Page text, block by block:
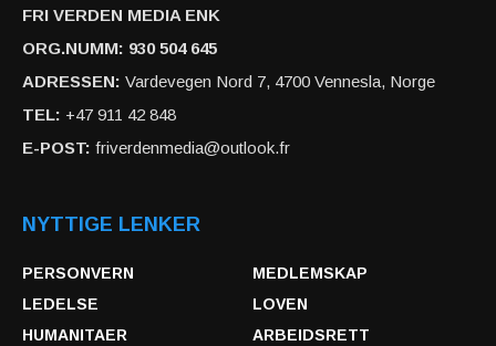
FRI VERDEN MEDIA ENK
ORG.NUMM: 930 504 645
ADRESSEN: Vardevegen Nord 7, 4700 Vennesla, Norge
TEL: +47 911 42 848
E-POST: friverdenmedia@outlook.fr
NYTTIGE LENKER
PERSONVERN
MEDLEMSKAP
LEDELSE
LOVEN
HUMANITAER
ARBEIDSRETT